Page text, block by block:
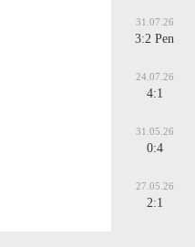
31.07.26
3:2 Pen
24.07.26
4:1
31.05.26
0:4
27.05.26
2:1